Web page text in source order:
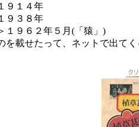
９１４年
９３８年
１９６２年５月(「猿」)
載せたって、ネットで出てく